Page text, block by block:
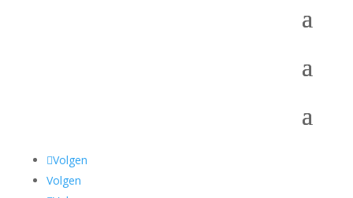
Volgen
Volgen